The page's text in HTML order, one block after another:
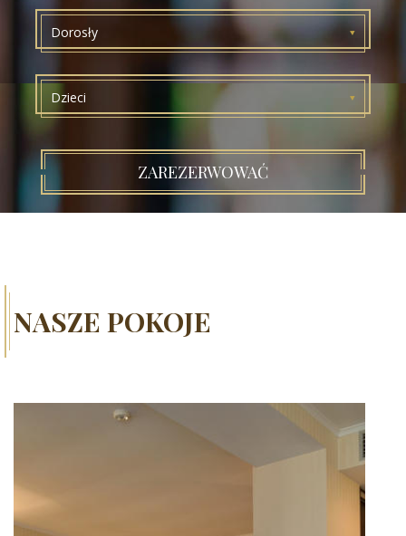
Dorosły
Dzieci
ZAREZERWOWAĆ
NASZE POKOJE